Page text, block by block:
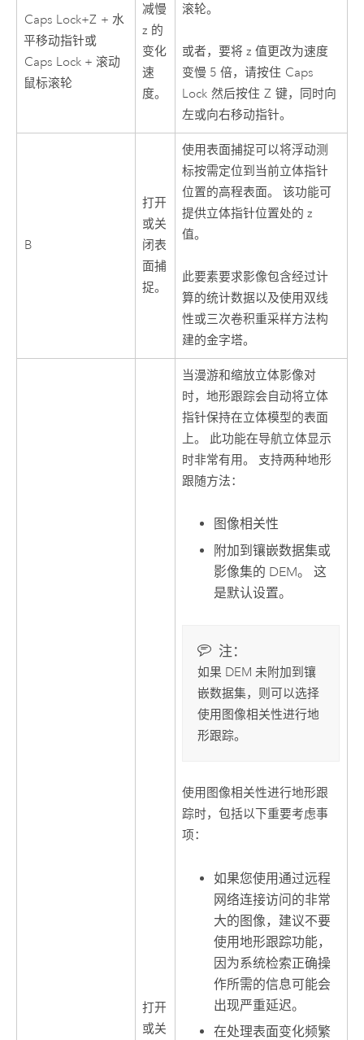
Caps Lock+Z + 水
平移动指针或
Caps Lock + 滚动
鼠标滚轮
减慢
z 的
变化
速
度。
滚轮。
或者，要将 z 值更改为速度
变慢 5 倍，请按住 Caps
Lock 然后按住 Z 键，同时向
左或向右移动指针。
B
打开
或关
闭表
面捕
捉。
使用表面捕捉可以将浮动测
标按需定位到当前立体指针
位置的高程表面。 该功能可
提供立体指针位置处的 z
值。
此要素要求影像包含经过计
算的统计数据以及使用双线
性或三次卷积重采样方法构
建的金字塔。
打开
或关
当漫游和缩放立体影像对
时，地形跟踪会自动将立体
指针保持在立体模型的表面
上。 此功能在导航立体显示
时非常有用。 支持两种地形
跟随方法：
图像相关性
附加到镶嵌数据集或
影像集的 DEM。 这
是默认设置。
注：
如果 DEM 未附加到镶
嵌数据集，则可以选择
使用图像相关性进行地
形跟踪。
使用图像相关性进行地形跟
踪时，包括以下重要考虑事
项：
如果您使用通过远程
网络连接访问的非常
大的图像，建议不要
使用地形跟踪功能，
因为系统检索正确操
作所需的信息可能会
出现严重延迟。
在处理表面变化频繁